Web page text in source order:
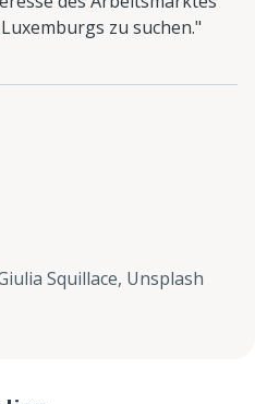
zu suchen."
Squillace, Unsplash